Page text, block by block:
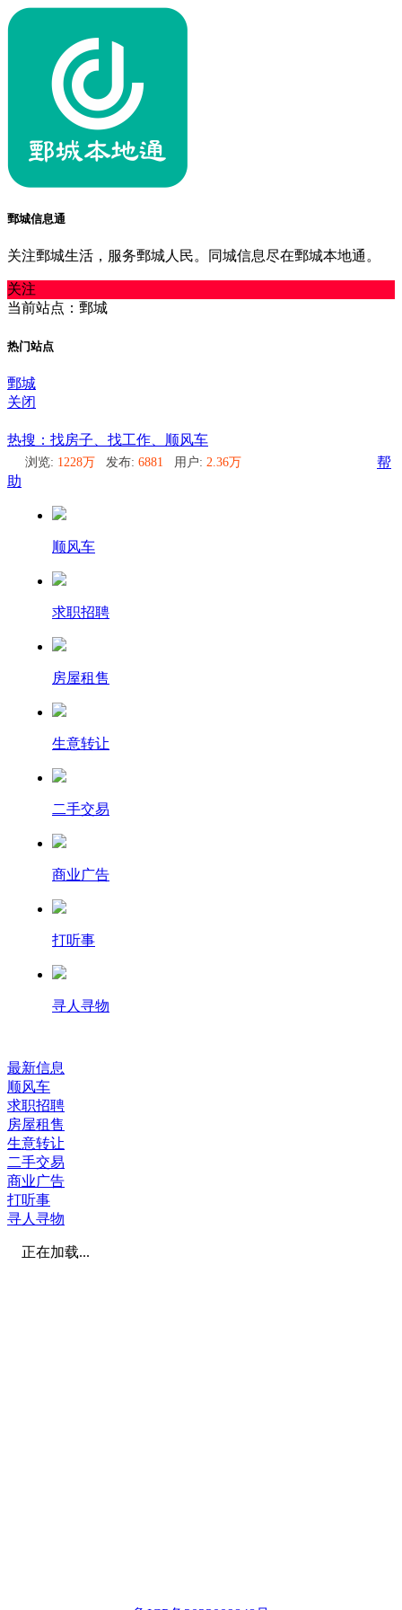
鄄城信息通
关注鄄城生活，服务鄄城人民。同城信息尽在鄄城本地通。
关注
当前站点：鄄城
热门站点
鄄城
关闭
热搜：找房子、找工作、顺风车
浏览: 1228万 发布: 6881 用户: 2.36万
帮
助
顺风车
求职招聘
房屋租售
生意转让
二手交易
商业广告
打听事
寻人寻物
最新信息
顺风车
求职招聘
房屋租售
生意转让
二手交易
商业广告
打听事
寻人寻物
正在加载...